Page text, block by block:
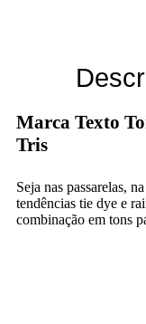
Marca Texto
Tris
Seja nas passarelas,
tendências tie dye e
combinação em tons